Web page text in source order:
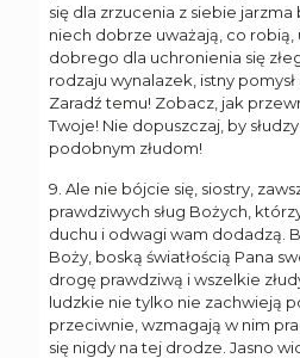
się dla zrzucenia z siebie
niech dobrze uważają, co
dobrego dla uchronienia się
rodzaju wynalazek, istny
Zaradź temu! Zobacz, jak
Twoje! Nie dopuszczaj, by
podobnym złudom!
9. Ale nie bójcie się, siostry,
prawdziwych sług Bożych,
duchu i odwagi wam dodadzą.
Boży, boską światłością Pana
drogę prawdziwą i wszelkie
ludzkie nie tylko nie zachwieją
przeciwnie, wzmagają w nim
się nigdy na tej drodze. Jasno